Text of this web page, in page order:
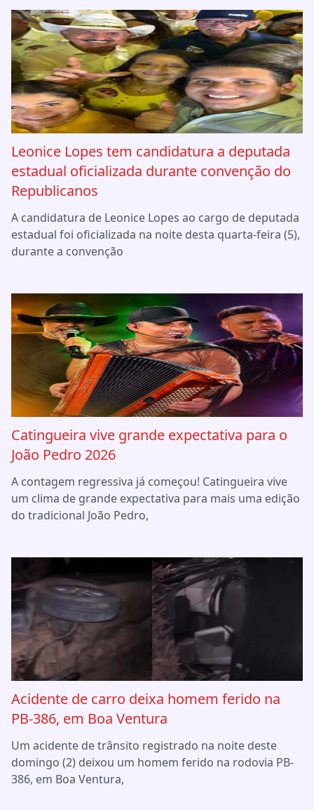
Leonice Lopes tem candidatura a deputada
estadual oficializada durante convenção do
Republicanos
A candidatura de Leonice Lopes ao cargo de deputada
estadual foi oficializada na noite desta quarta-feira (5),
durante a convenção
Catingueira vive grande expectativa para o
João Pedro 2026
A contagem regressiva já começou! Catingueira vive
um clima de grande expectativa para mais uma edição
do tradicional João Pedro,
Acidente de carro deixa homem ferido na
PB-386, em Boa Ventura
Um acidente de trânsito registrado na noite deste
domingo (2) deixou um homem ferido na rodovia PB-
386, em Boa Ventura,